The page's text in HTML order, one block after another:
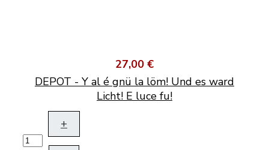
27,00 €
DEPOT - Y al é gnü la löm! Und es ward
Licht! E luce fu!
+